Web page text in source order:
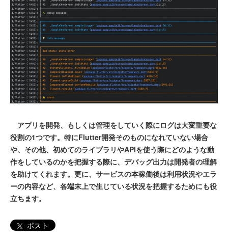
アプリを開発、もしくは管理をしていく際にログは大変重要な
役割の1つです。特にFlutter開発そのものになれていない場合
や、その他、初めてのライブラリやAPIを使う際にどのような動
作をしているのかを把握する際に、デバッグ出力は開発者の理解
を助けてくれます。更に、サービスの本稼働後は利用状況やエラ
ーの内容など、各端末上で生じている状況を把握するためにも役
立ちます。
ポスト